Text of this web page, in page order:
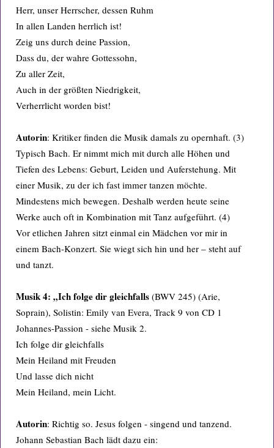
Herr, unser Herrscher, dessen Ruhm
In allen Landen herrlich ist!
Zeig uns durch deine Passion,
Dass du, der wahre Gottessohn,
Zu aller Zeit,
Auch in der größten Niedrigkeit,
Verherrlicht worden bist!
Autorin: Kritiker finden die Musik damals zu opernhaft. (3)
Typisch Bach. Er nimmt mich mit durch alle Höhen und
Tiefen des Lebens: Geburt, Leiden und Auferstehung. Mit
einer Musik, zu der ich fast immer tanzen möchte.
Mindestens mich bewegen. Deshalb werden heute seine
Werke auch oft in Kombination mit Tanz aufgeführt. (4)
Vor etlichen Jahren sitzt einmal ein Mädchen vor mir in
einem Bach-Konzert. Sie wiegt sich hin und her – steht auf
und tanzt.
Musik 4: „Ich folge dir gleichfalls (BWV 245) (Arie,
Soprain), Solistin: Emily van Evera, Track 9 von CD 1
Johannes-Passion - siehe Musik 2.
Ich folge dir gleichfalls
Mein Heiland mit Freuden
Und lasse dich nicht
Mein Heiland, mein Licht.
Autorin: Richtig so. Jesus folgen - singend und tanzend.
Johann Sebastian Bach lädt dazu ein: